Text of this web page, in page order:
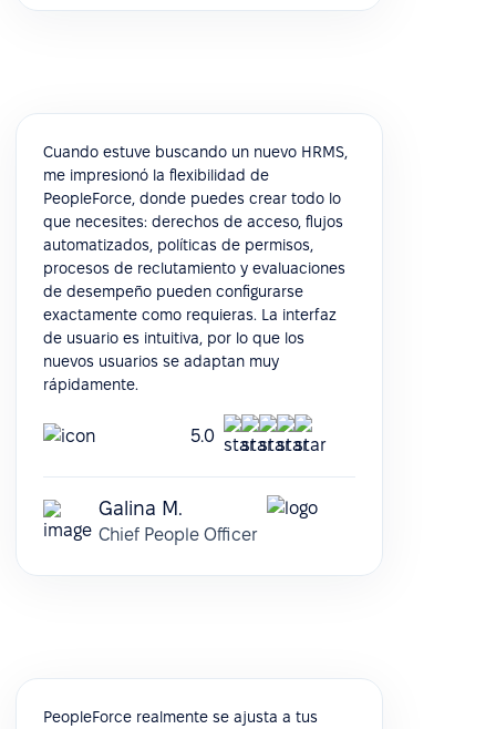
Cuando estuve buscando un nuevo HRMS,
me impresionó la flexibilidad de
PeopleForce, donde puedes crear todo lo
que necesites: derechos de acceso, flujos
automatizados, políticas de permisos,
procesos de reclutamiento y evaluaciones
de desempeño pueden configurarse
exactamente como requieras. La interfaz
de usuario es intuitiva, por lo que los
nuevos usuarios se adaptan muy
rápidamente.
5.0
Galina M.
Chief People Officer
PeopleForce realmente se ajusta a tus